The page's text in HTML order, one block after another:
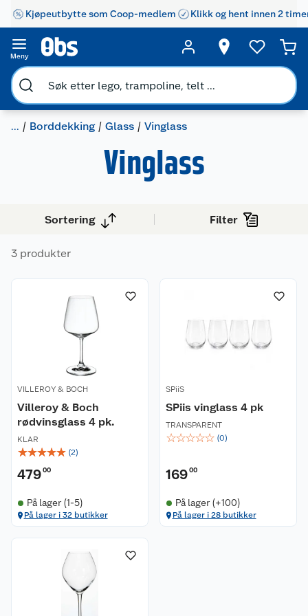
Kjøpeutbytte som Coop-medlem Klikk og hent innen 2
Meny
... Borddekking Glass Vinglass
Vinglass
Sortering Filter
3 produkter
VILLEROY & BOCH
Villeroy & Boch
rødvinsglass 4 pk.
KLAR
☆☆☆☆☆ (2)
47900
På lager (1-5)
På lager i 32 butikker
SPiiS
SPiis vinglass 4 pk
TRANSPARENT
☆☆☆☆☆ (0)
16900
På lager (+100)
På lager i 28 butikker
Om oss
Våre butikker
Kontakt oss
Angre- og returrett
Reklamasjon og garanti